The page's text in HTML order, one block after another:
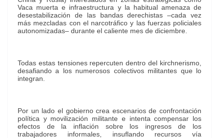
Vaca muerta e infraestructura y la habitual amenaza de
desestabilización de las bandas derechistas –cada vez
más mezcladas con el narcotráfico y las fuerzas policiales
autonomizadas– durante el caliente mes de diciembre.
Todas estas tensiones repercuten dentro del kirchnerismo,
desafiando a los numerosos colectivos militantes que lo
integran.
Por un lado el gobierno crea escenarios de confrontación
política y movilización militante e intenta compensar los
efectos de la inflación sobre los ingresos de los
trabajadores informales, insuflando recursos vía